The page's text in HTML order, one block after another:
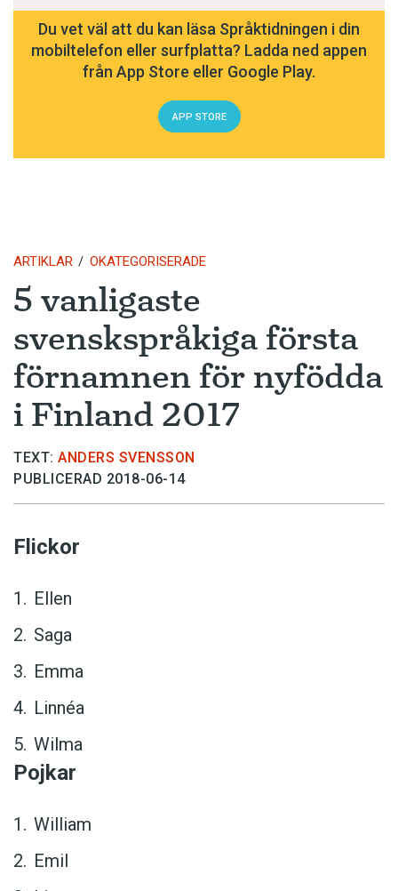
Du vet väl att du kan läsa Språktidningen i din
mobiltelefon eller surfplatta? Ladda ned appen
från App Store eller Google Play.
APP STORE
ARTIKLAR OKATEGORISERADE
5 vanligaste
svenskspråkiga första
förnamnen för nyfödda
i Finland 2017
TEXT: ANDERS SVENSSON
PUBLICERAD 2018-06-14
Flickor
Ellen
Saga
Emma
Linnéa
Wilma
Pojkar
William
Emil